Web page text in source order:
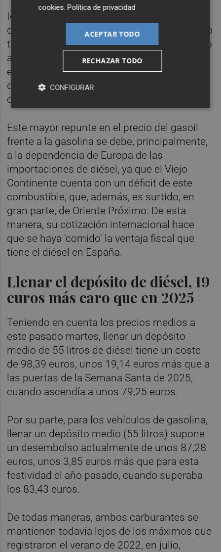
Igualmente, estos movimientos al alza, por
decima semana consecutiva, han reafirmado
también el 'sorpasso' del diésel con respecto
a la gasolina, algo que no se veía desde el
estallido del conflicto en Ucrania, y ya la
diferencia en el precio medio de ambos
carburantes es de 15 céntimos.
Este mayor repunte en el precio del gasoil
frente a la gasolina se debe, principalmente,
a la dependencia de Europa de las
importaciones de diésel, ya que el Viejo
Continente cuenta con un déficit de este
combustible, que, además, es surtido, en
gran parte, de Oriente Próximo. De esta
manera, su cotización internacional hace
que se haya 'comido' la ventaja fiscal que
tiene el diésel en España.
Llenar el depósito de diésel, 19
euros más caro que en 2025
Teniendo en cuenta los precios medios a
este pasado martes, llenar un depósito
medio de 55 litros de diésel tiene un coste
de 98,39 euros, unos 19,14 euros más que a
las puertas de la Semana Santa de 2025,
cuando ascendía a unos 79,25 euros.
Por su parte, para los vehículos de gasolina,
llenar un depósito medio (55 litros) supone
un desembolso actualmente de unos 87,28
euros, unos 3,85 euros más que para esta
festividad el año pasado, cuando superaba
los 83,43 euros.
De todas maneras, ambos carburantes se
mantienen todavía lejos de los máximos que
registraron el verano de 2022, en julio,
cookies .Política de privacidad
ACEPTAR TODO
RECHAZAR TODO
CONFIGURAR